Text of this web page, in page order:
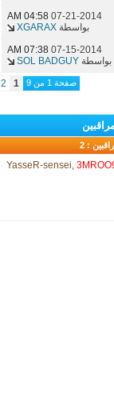
07-21-2014
04:58 AM
بواسطة XGARAX
07-15-2014
07:38 AM
بواسطة SOL BADGUY
صفحة 1 من 9 1
2
: 2
YasseR-sensei,